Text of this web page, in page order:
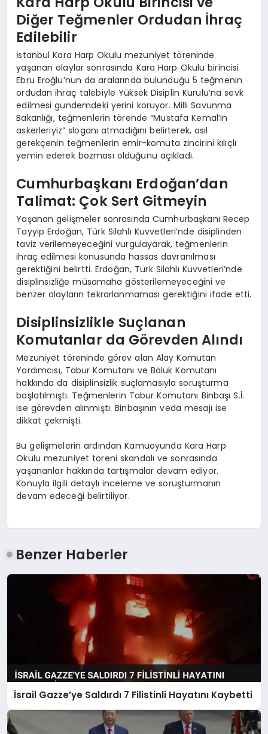
Diğer Teğmenler Ordudan İhraç
Edilebilir
İstanbul Kara Harp Okulu mezuniyet töreninde
yaşanan olaylar sonrasında Kara Harp Okulu birincisi
Ebru Eroğlu’nun da aralarında bulunduğu 5 teğmenin
ordudan ihraç talebiyle Yüksek Disiplin Kurulu’na sevk
edilmesi gündemdeki yerini koruyor. Milli Savunma
Bakanlığı, teğmenlerin törende “Mustafa Kemal’in
askerleriyiz” sloganı atmadığını belirterek, asıl
gerekçenin teğmenlerin emir-komuta zincirini kılıçlı
yemin ederek bozması olduğunu açıkladı.
Cumhurbaşkanı Erdoğan’dan
Talimat: Çok Sert Gitmeyin
Yaşanan gelişmeler sonrasında Cumhurbaşkanı Recep
Tayyip Erdoğan, Türk Silahlı Kuvvetleri’nde disiplinden
taviz verilemeyeceğini vurgulayarak, teğmenlerin
ihraç edilmesi konusunda hassas davranılması
gerektiğini belirtti. Erdoğan, Türk Silahlı Kuvvetleri’nde
disiplinsizliğe müsamaha gösterilemeyeceğini ve
benzer olayların tekrarlanmaması gerektiğini ifade etti.
Disiplinsizlikle Suçlanan
Komutanlar da Görevden Alındı
Mezuniyet töreninde görev alan Alay Komutan
Yardımcısı, Tabur Komutanı ve Bölük Komutanı
hakkında da disiplinsizlik suçlamasıyla soruşturma
başlatılmıştı. Teğmenlerin Tabur Komutanı Binbaşı S.İ.
ise görevden alınmıştı. Binbaşının veda mesajı ise
dikkat çekmişti.
Bu gelişmelerin ardından Kamuoyunda Kara Harp
Okulu mezuniyet töreni skandalı ve sonrasında
yaşananlar hakkında tartışmalar devam ediyor.
Konuyla ilgili detaylı inceleme ve soruşturmanın
devam edeceği belirtiliyor.
Benzer Haberler
İsrail Gazze’ye Saldırdı 7 Filistinli Hayatını Kaybetti